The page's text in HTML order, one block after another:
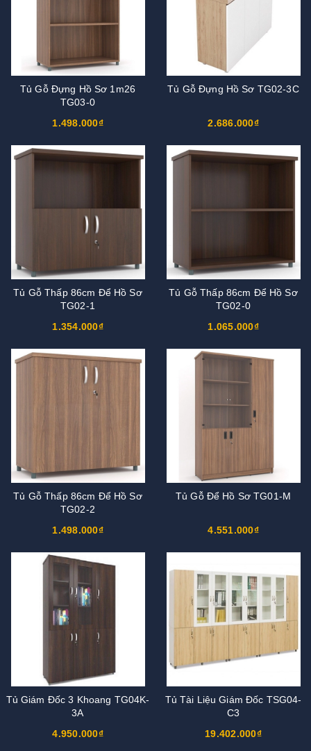
Tủ Gỗ Đựng Hồ Sơ 1m26
TG03-0
1.498.000₫
Tủ Gỗ Đựng Hồ Sơ TG02-3C
2.686.000₫
Tủ Gỗ Thấp 86cm Để Hồ Sơ
TG02-1
1.354.000₫
Tủ Gỗ Thấp 86cm Để Hồ Sơ
TG02-0
1.065.000₫
Tủ Gỗ Thấp 86cm Để Hồ Sơ
TG02-2
1.498.000₫
Tủ Gỗ Để Hồ Sơ TG01-M
4.551.000₫
Tủ Giám Đốc 3 Khoang TG04K-
3A
4.950.000₫
Tủ Tài Liệu Giám Đốc TSG04-
C3
19.402.000₫